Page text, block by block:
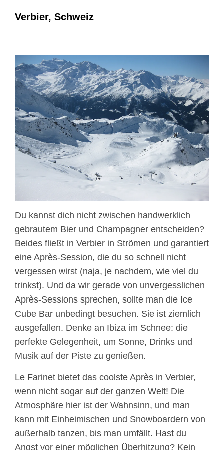
Verbier, Schweiz
Du kannst dich nicht zwischen handwerklich
gebrautem Bier und Champagner entscheiden?
Beides fließt in Verbier in Strömen und garantiert
eine Après-Session, die du so schnell nicht
vergessen wirst (naja, je nachdem, wie viel du
trinkst). Und da wir gerade von unvergesslichen
Après-Sessions sprechen, sollte man die Ice
Cube Bar unbedingt besuchen. Sie ist ziemlich
ausgefallen. Denke an Ibiza im Schnee: die
perfekte Gelegenheit, um Sonne, Drinks und
Musik auf der Piste zu genießen.
Le Farinet bietet das coolste Après in Verbier,
wenn nicht sogar auf der ganzen Welt! Die
Atmosphäre hier ist der Wahnsinn, und man
kann mit Einheimischen und Snowboardern von
außerhalb tanzen, bis man umfällt. Hast du
Angst vor einer möglichen Überhitzung? Kein